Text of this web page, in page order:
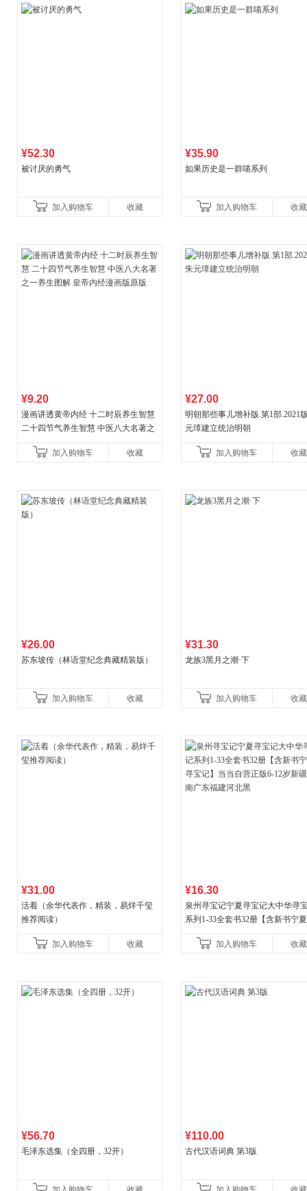
¥52.30
被讨厌的勇气
加入购物车 收藏
¥35.90
如果历史是一群喵系列
加入购物车 收藏
¥9.20
漫画讲透黄帝内经 十二时辰养生智慧
二十四节气养生智慧 中医八大名著之
加入购物车
收藏
¥27.00
明朝那些事儿增补版.第1部.2021
元璋建立统治明朝
加入购物车 收藏
¥26.00
苏东坡传（林语堂纪念典藏精装版）
加入购物车 收藏
¥31.30
龙族3黑月之潮·下
加入购物车 收藏
¥31.00
活着（余华代表作，精装，易烊千玺
推荐阅读）
加入购物车 收藏
¥16.30
泉州寻宝记宁夏寻宝记大中华寻
系列1-33全套书32册【含新书宁
广东福建河北黑
加入购物车 收藏
¥56.70
毛泽东选集（全四册，32开）
¥110.00
古代汉语词典 第3版